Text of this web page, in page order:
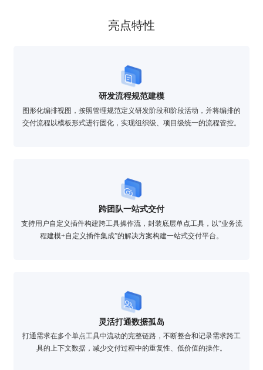
亮点特性
研发流程规范建模
图形化编排视图，按照管理规范定义研发阶段和阶段活动，并将编排的
交付流程以模板形式进行固化，实现组织级、项目级统一的流程管控。
跨团队一站式交付
支持用户自定义插件构建跨工具操作流，封装底层单点工具，以“业务流
程建模+自定义插件集成”的解决方案构建一站式交付平台。
灵活打通数据孤岛
打通需求在多个单点工具中流动的完整链路，不断整合和记录需求跨工
具的上下文数据，减少交付过程中的重复性、低价值的操作。